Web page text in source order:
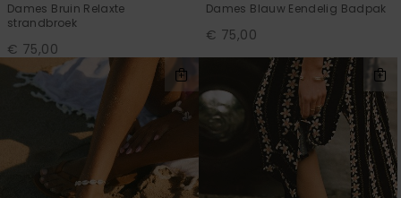
Dames Bruin Relaxte
strandbroek
€ 75,00
Dames Blauw Eendelig Badpak
€ 75,00